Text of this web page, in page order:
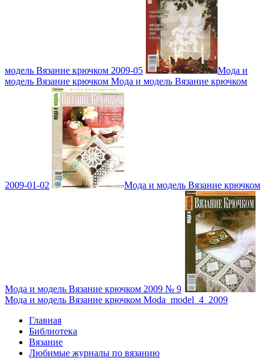
модель Вязание крючком 2009-05
Мода и
модель Вязание крючком Мода и модель Вязание крючком
2009-01-02 Мода и модель Вязание крючком
Мода и модель Вязание крючком 2009 № 9
Мода и модель Вязание крючком Moda_model_4_2009
Главная
Библиотека
Вязание
Любимые журналы по вязанию